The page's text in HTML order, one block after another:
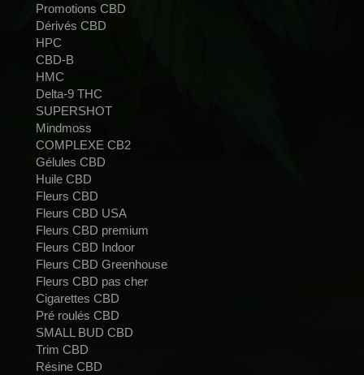
Promotions CBD
Dérivés CBD
HPC
CBD-B
HMC
Delta-9 THC
SUPERSHOT
Mindmoss
COMPLEXE CB2
Gélules CBD
Huile CBD
Fleurs CBD
Fleurs CBD USA
Fleurs CBD premium
Fleurs CBD Indoor
Fleurs CBD Greenhouse
Fleurs CBD pas cher
Cigarettes CBD
Pré roulés CBD
SMALL BUD CBD
Trim CBD
Résine CBD